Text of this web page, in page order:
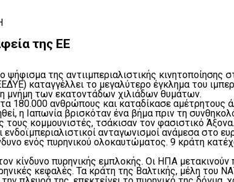
της ΕΕ
της αντιιμπεριαλιστικής κινητοποίησης
καταγγέλλει το μεγαλύτερο έγκλημα του
μνήμη των εκατοντάδων χιλιάδων θυμάτων.
180.000 ανθρώπους και καταδίκασε αμέτρητους
η Ιαπωνία βρισκόταν ένα βήμα πριν τη
κομμουνιστές, τσάκισαν τον φασιστικό Άξονα.
ενδοϊμπεριαλιστικοί ανταγωνισμοί ανάμεσα
ενός πυρηνικού ολοκαυτώματος. 9 κράτη
κίνδυνο πυρηνικής εμπλοκής. Οι ΗΠΑ
κεφαλές. Τα κράτη της Βαλτικής, μέλη του